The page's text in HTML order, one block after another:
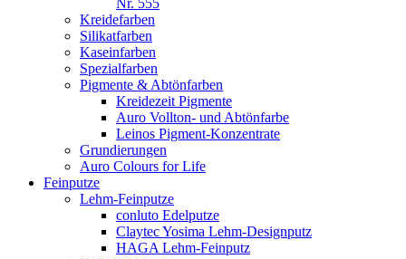
Nr. 555
Kreidefarben
Silikatfarben
Kaseinfarben
Spezialfarben
Pigmente & Abtönfarben
Kreidezeit Pigmente
Auro Vollton- und Abtönfarbe
Leinos Pigment-Konzentrate
Grundierungen
Auro Colours for Life
Feinputze
Lehm-Feinputze
conluto Edelputze
Claytec Yosima Lehm-Designputz
HAGA Lehm-Feinputz